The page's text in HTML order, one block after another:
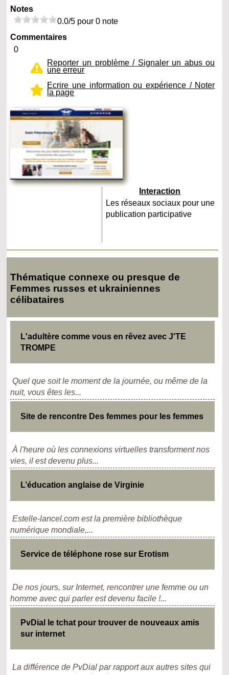
Notes
0.0/5 pour 0 note
Commentaires
0
Reporter un problème / Signaler un abus ou
une erreur
Ecrire une information ou expérience / Noter
la page
Interaction
Les réseaux sociaux pour une
publication participative
Thématique connexe ou presque de
Femmes russes et ukrainiennes
célibataires
L'adultère comme vous en rêvez avec J'TE
TROMPE
Quel que soit le moment de la journée, ou même de la
nuit, vous êtes les...
Site de rencontre Des femmes pour les femmes
À l'heure où les connexions virtuelles transforment nos
vies, il est devenu plus...
L’éducation anglaise de Virginie
Estelle-lancel.com est la première bibliothèque
numérique mondiale,...
Service de téléphone rose sur Erotism
De nos jours, sur Internet, rencontrer une femme ou un
homme avec qui parler est devenu facile !...
PvDial le tchat pour trouver de nouveaux amis
sur internet
La différence de PvDial par rapport aux autres sites qui